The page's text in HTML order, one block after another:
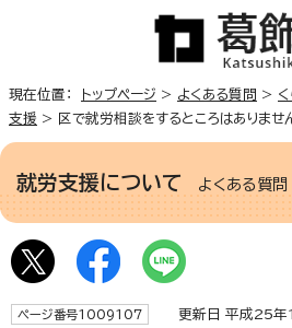
現在位置： トップページ > よくある質問 >
支援 > 区で就労相談をするところはありませ
就労支援について よくある質問
ページ番号1009107 更新日 平成25年